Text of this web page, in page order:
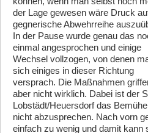
der Lage gewesen wäre Druck
gegnerische Abwehrreihe
In der Pause wurde genau das
einmal angesprochen und einige
Wechsel vollzogen, von denen
sich einiges in dieser Richtung
versprach. Die Maßnahmen
aber nicht wirklich. Dabei ist der
Lobstädt/Heuersdorf das
nicht abzusprechen. Nach vorn
einfach zu wenig und damit kann